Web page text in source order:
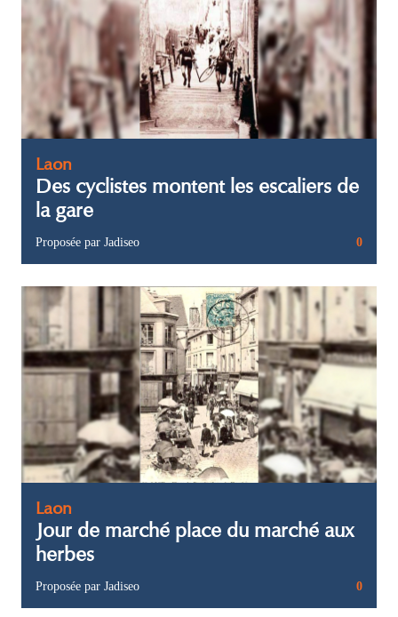
Laon
Des cyclistes montent les escaliers de
la gare
Proposée par Jadiseo 0
Laon
Jour de marché place du marché aux
herbes
Proposée par Jadiseo 0